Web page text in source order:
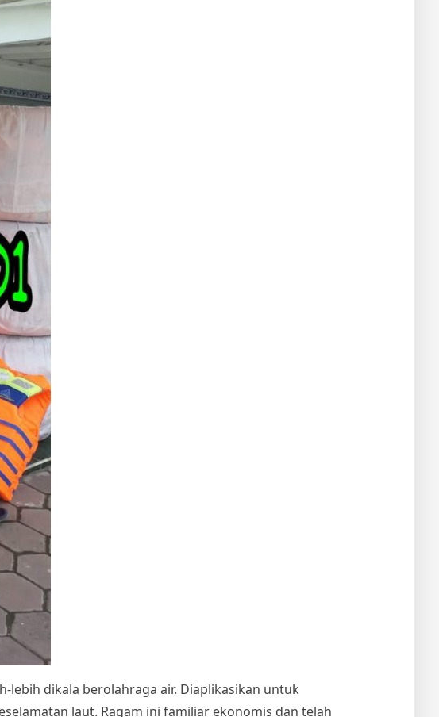
dikala berolahraga air. Diaplikasikan untuk
laut. Ragam ini familiar ekonomis dan telah